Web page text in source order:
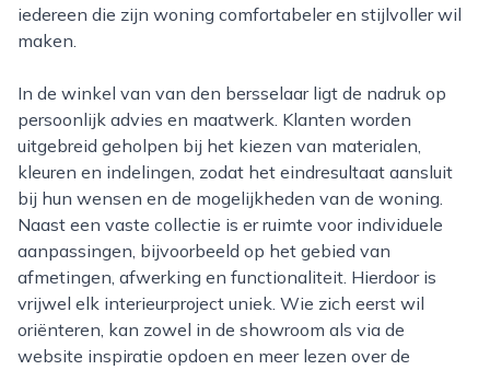
iedereen die zijn woning comfortabeler en stijlvoller wil
maken.
In de winkel van van den bersselaar ligt de nadruk op
persoonlijk advies en maatwerk. Klanten worden
uitgebreid geholpen bij het kiezen van materialen,
kleuren en indelingen, zodat het eindresultaat aansluit
bij hun wensen en de mogelijkheden van de woning.
Naast een vaste collectie is er ruimte voor individuele
aanpassingen, bijvoorbeeld op het gebied van
afmetingen, afwerking en functionaliteit. Hierdoor is
vrijwel elk interieurproject uniek. Wie zich eerst wil
oriënteren, kan zowel in de showroom als via de
website inspiratie opdoen en meer lezen over de